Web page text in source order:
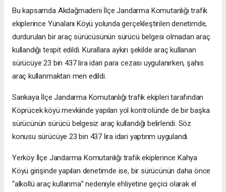
Bu kapsamda Akdağmadeni İlçe Jandarma Komutanlığı trafik
ekiplerince Yünalanı Köyü yolunda gerçekleştirilen denetimde,
durdurulan bir araç sürücüsünün sürücü belgesi olmadan araç
kullandığı tespit edildi. Kurallara aykırı şekilde araç kullanan
sürücüye 23 bin 437 lira idari para cezası uygulanırken, şahıs
araç kullanmaktan men edildi.
Sarıkaya İlçe Jandarma Komutanlığı trafik ekipleri tarafından
Köprücek köyü mevkiinde yapılan yol kontrolünde de bir başka
sürücünün sürücü belgesiz araç kullandığı belirlendi. Söz
konusu sürücüye 23 bin 437 lira idari yaptırım uygulandı.
Yerköy İlçe Jandarma Komutanlığı trafik ekiplerince Kahya
Köyü girişinde yapılan denetimde ise, bir sürücünün daha önce
“alkollü araç kullanma” nedeniyle ehliyetine geçici olarak el